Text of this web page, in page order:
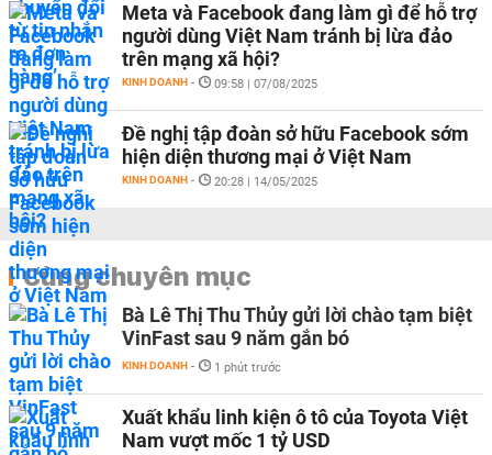
Meta và Facebook đang làm gì để hỗ trợ
người dùng Việt Nam tránh bị lừa đảo
trên mạng xã hội?
KINH DOANH - 09:58 | 07/08/2025
Đề nghị tập đoàn sở hữu Facebook sớm
hiện diện thương mại ở Việt Nam
KINH DOANH - 20:28 | 14/05/2025
Cùng chuyên mục
Bà Lê Thị Thu Thủy gửi lời chào tạm biệt
VinFast sau 9 năm gắn bó
KINH DOANH - 1 phút trước
Xuất khẩu linh kiện ô tô của Toyota Việt
Nam vượt mốc 1 tỷ USD